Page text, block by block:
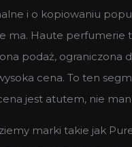
i o kopiowaniu
ma. Haute perfumerie
podaż, ograniczona
cena. To ten
jest atutem, nie
marki takie jak